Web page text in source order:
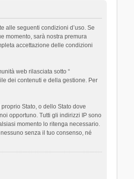
alle seguenti condizioni d’uso. Se
momento, sarà nostra premura
accettazione delle condizioni
web rilasciata sotto “
dei contenuti e della gestione. Per
Stato, o dello Stato dove
opportuno. Tutti gli indirizzi IP sono
momento lo ritenga necessario.
senza il tuo consenso, né